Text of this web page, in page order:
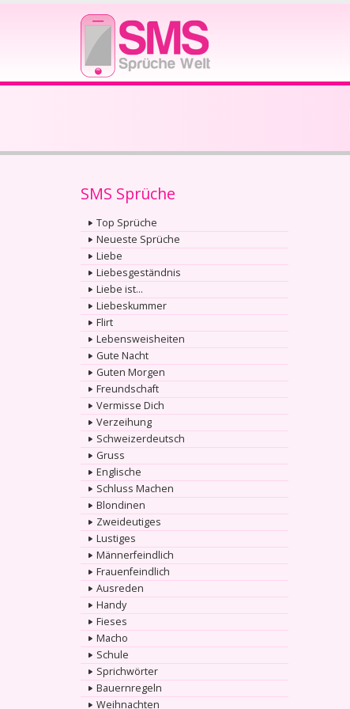
SMS Sprüche
Top Sprüche
Neueste Sprüche
Liebe
Liebesgeständnis
Liebe ist...
Liebeskummer
Flirt
Lebensweisheiten
Gute Nacht
Guten Morgen
Freundschaft
Vermisse Dich
Verzeihung
Schweizerdeutsch
Gruss
Englische
Schluss Machen
Blondinen
Zweideutiges
Lustiges
Männerfeindlich
Frauenfeindlich
Ausreden
Handy
Fieses
Macho
Schule
Sprichwörter
Bauernregeln
Weihnachten